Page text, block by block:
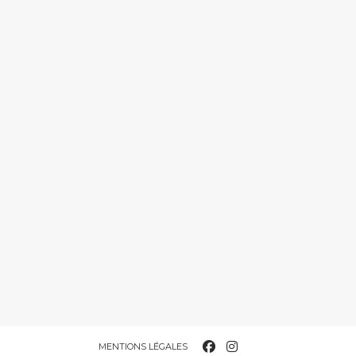
MENTIONS LÉGALES